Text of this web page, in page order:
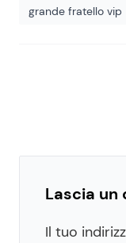
grande fratello vip
Lascia un
Il tuo